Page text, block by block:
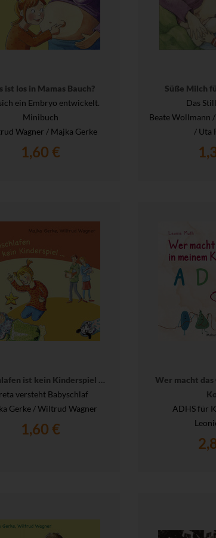
ist los in Mamas Bauch?
ein Embryo entwickelt.
Minibuch
Wagner / Majka Gerke
1,60 €
Süße Milch
Das
Beate Wollmann
/ Uta
ist kein Kinderspiel …
versteht Babyschlaf
Gerke / Wiltrud Wagner
1,60 €
Wer macht das
ADHS für